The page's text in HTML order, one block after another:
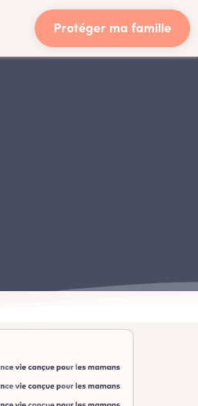
Protéger ma famille